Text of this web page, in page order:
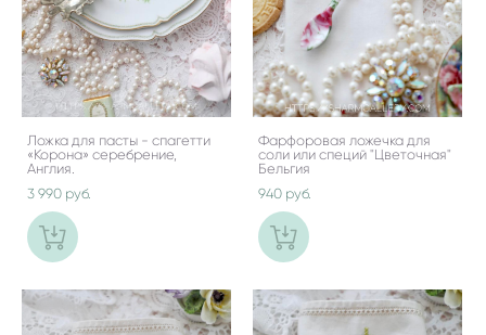
Ложка для пасты - спагетти
«Корона» серебрение,
Англия.
3 990 pуб.
Фарфоровая ложечка для
соли или специй "Цветочная"
Бельгия
940 pуб.